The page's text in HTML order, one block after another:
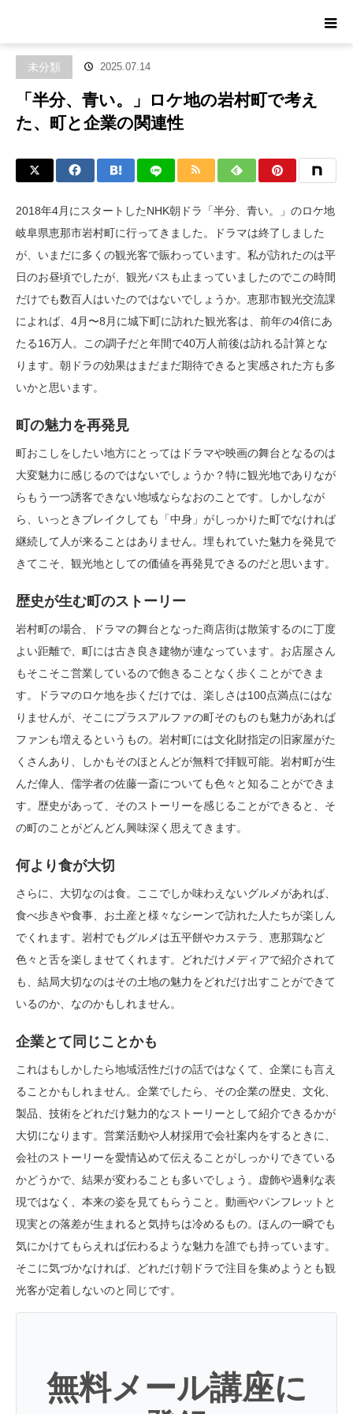
「半分、青い。」ロケ地の岩村町で考え
未分類 2025.07.14
「半分、青い。」ロケ地の岩村町で考え
た、町と企業の関連性
2018年4月にスタートしたNHK朝ドラ「半分、青い。」のロケ地
岐阜県恵那市岩村町に行ってきました。ドラマは終了しました
が、いまだに多くの観光客で賑わっています。私が訪れたのは平
日のお昼頃でしたが、観光バスも止まっていましたのでこの時間
だけでも数百人はいたのではないでしょうか。恵那市観光交流課
によれば、4月〜8月に城下町に訪れた観光客は、前年の4倍にあ
たる16万人。この調子だと年間で40万人前後は訪れる計算とな
ります。朝ドラの効果はまだまだ期待できると実感された方も多
いかと思います。
町の魅力を再発見
町おこしをしたい地方にとってはドラマや映画の舞台となるのは
大変魅力に感じるのではないでしょうか？特に観光地でありなが
らもう一つ誘客できない地域ならなおのことです。しかしなが
ら、いっときブレイクしても「中身」がしっかりた町でなければ
継続して人が来ることはありません。埋もれていた魅力を発見で
きてこそ、観光地としての価値を再発見できるのだと思います。
歴史が生む町のストーリー
岩村町の場合、ドラマの舞台となった商店街は散策するのに丁度
よい距離で、町には古き良き建物が連なっています。お店屋さん
もそこそこ営業しているので飽きることなく歩くことができま
す。ドラマのロケ地を歩くだけでは、楽しさは100点満点にはな
りませんが、そこにプラスアルファの町そのものも魅力があれば
ファンも増えるというもの。岩村町には文化財指定の旧家屋がた
くさんあり、しかもそのほとんどが無料で拝観可能。岩村町が生
んだ偉人、儒学者の佐藤一斎についても色々と知ることができま
す。歴史があって、そのストーリーを感じることができると、そ
の町のことがどんどん興味深く思えてきます。
何より食が大切
さらに、大切なのは食。ここでしか味わえないグルメがあれば、
食べ歩きや食事、お土産と様々なシーンで訪れた人たちが楽しん
でくれます。岩村でもグルメは五平餅やカステラ、恵那鶏など
色々と舌を楽しませてくれます。どれだけメディアで紹介されて
も、結局大切なのはその土地の魅力をどれだけ出すことができて
いるのか、なのかもしれません。
企業とて同じことかも
これはもしかしたら地域活性だけの話ではなくて、企業にも言え
ることかもしれません。企業でしたら、その企業の歴史、文化、
製品、技術をどれだけ魅力的なストーリーとして紹介できるかが
大切になります。営業活動や人材採用で会社案内をするときに、
会社のストーリーを愛情込めて伝えることがしっかりできている
かどうかで、結果が変わることも多いでしょう。虚飾や過剰な表
現ではなく、本来の姿を見てもらうこと。動画やパンフレットと
現実との落差が生まれると気持ちは冷めるもの。ほんの一瞬でも
気にかけてもらえれば伝わるような魅力を誰でも持っています。
そこに気づかなければ、どれだけ朝ドラで注目を集めようとも観
光客が定着しないのと同じです。
無料メール講座に